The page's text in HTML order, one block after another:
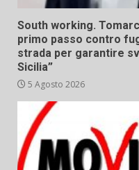
South working.
primo passo contro
strada per garantire
Sicilia”
5 Agosto 2026